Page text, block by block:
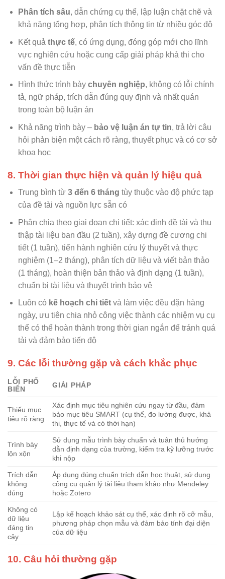
Phân tích sâu, dẫn chứng cụ thể, lập luận chặt chẽ và
khả năng tổng hợp, phân tích thông tin từ nhiều góc độ
Kết quả thực tế, có ứng dụng, đóng góp mới cho lĩnh
vực nghiên cứu hoặc cung cấp giải pháp khả thi cho
vấn đề thực tiễn
Hình thức trình bày chuyên nghiệp, không có lỗi chính
tả, ngữ pháp, trích dẫn đúng quy định và nhất quán
trong toàn bộ luận án
Khả năng trình bày – bảo vệ luận án tự tin, trả lời câu
hỏi phản biện một cách rõ ràng, thuyết phục và có cơ sở
khoa học
8. Thời gian thực hiện và quản lý hiệu quả
Trung bình từ 3 đến 6 tháng tùy thuộc vào độ phức tạp
của đề tài và nguồn lực sẵn có
Phân chia theo giai đoạn chi tiết: xác định đề tài và thu
thập tài liệu ban đầu (2 tuần), xây dựng đề cương chi
tiết (1 tuần), tiến hành nghiên cứu lý thuyết và thực
nghiệm (1–2 tháng), phân tích dữ liệu và viết bản thảo
(1 tháng), hoàn thiện bản thảo và định dạng (1 tuần),
chuẩn bị tài liệu và thuyết trình bảo vệ
Luôn có kế hoạch chi tiếtvà làm việc đều đặn hàng
ngày, ưu tiên chia nhỏ công việc thành các nhiệm vụ cụ
thể có thể hoàn thành trong thời gian ngắn để tránh quá
tải và đảm bảo tiến độ
9. Các lỗi thường gặp và cách khắc phục
LỖI PHỔ
BIẾN
GIẢI PHÁP
Thiếu mục
tiêu rõ ràng
Xác định mục tiêu nghiên cứu ngay từ đầu, đảm
bảo mục tiêu SMART (cụ thể, đo lường được, khả
thi, thực tế và có thời hạn)
Trình bày
lộn xộn
Sử dụng mẫu trình bày chuẩn và tuân thủ hướng
dẫn định dạng của trường, kiểm tra kỹ lưỡng trước
khi nộp
Trích dẫn
không
đúng
Áp dụng đúng chuẩn trích dẫn học thuật, sử dụng
công cụ quản lý tài liệu tham khảo như Mendeley
hoặc Zotero
Không có
dữ liệu
đáng tin
cậy
Lập kế hoạch khảo sát cụ thể, xác định rõ cỡ mẫu,
phương pháp chọn mẫu và đảm bảo tính đại diện
của dữ liệu
10. Câu hỏi thường gặp